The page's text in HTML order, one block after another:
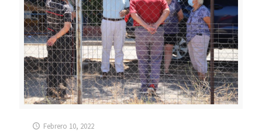
Febrero 10, 2022